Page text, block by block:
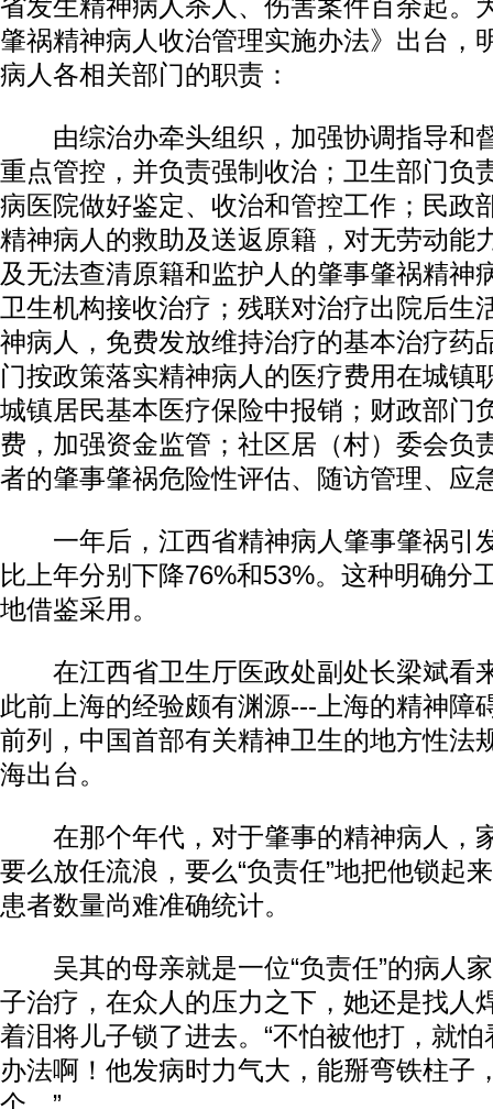
省发生精神病人杀人、伤害案件百余起。
肇祸精神病人收治管理实施办法》出台，
病人各相关部门的职责：
由综治办牵头组织，加强协调指导和
重点管控，并负责强制收治；卫生部门负
病医院做好鉴定、收治和管控工作；民政
精神病人的救助及送返原籍，对无劳动能
及无法查清原籍和监护人的肇事肇祸精神
卫生机构接收治疗；残联对治疗出院后生
神病人，免费发放维持治疗的基本治疗药
门按政策落实精神病人的医疗费用在城镇
城镇居民基本医疗保险中报销；财政部门
费，加强资金监管；社区居（村）委会负
者的肇事肇祸危险性评估、随访管理、应
一年后，江西省精神病人肇事肇祸引
比上年分别下降76%和53%。这种明确分
地借鉴采用。
在江西省卫生厅医政处副处长梁斌看
此前上海的经验颇有渊源---上海的精神障
前列，中国首部有关精神卫生的地方性法
海出台。
在那个年代，对于肇事的精神病人，
要么放任流浪，要么“负责任”地把他锁起
患者数量尚难准确统计。
吴其的母亲就是一位“负责任”的病人
子治疗，在众人的压力之下，她还是找人
着泪将儿子锁了进去。“不怕被他打，就
办法啊！他发病时力气大，能掰弯铁柱子